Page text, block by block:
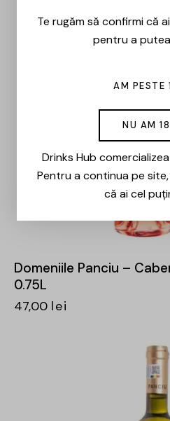
Domeniile Panciu –
0.75L
47,00 lei
Te rugăm să confirmi că
pentru a
AM PESTE
NU AM
Drinks Hub
Pentru a continua pe
că ai cel